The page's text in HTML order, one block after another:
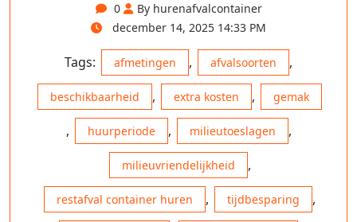
0
By hurenafvalcontainer
december 14, 2025 14:33 PM
Tags: afmetingen , afvalsoorten ,
beschikbaarheid , extra kosten , gemak
, huurperiode , milieutoeslagen ,
milieuvriendelijkheid ,
restafval container huren , tijdbesparing ,